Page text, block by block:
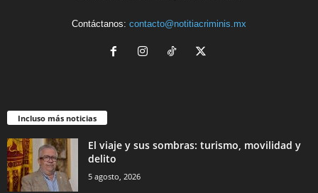
Contáctanos: contacto@notitiacriminis.mx
Incluso más noticias
El viaje y sus sombras: turismo, movilidad y
delito
5 agosto, 2026